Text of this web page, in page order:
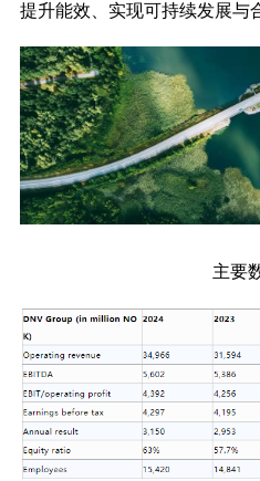
提升能效、实现可持续发展与
主要